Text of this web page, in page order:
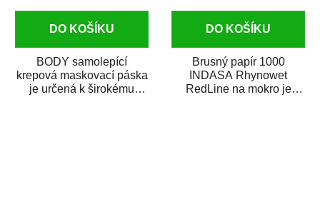
DO KOŠÍKU
BODY samolepící
krepová maskovací páska
je určená k širokému
DO KOŠÍKU
Brusný papír 1000
INDASA Rhynowet
RedLine na mokro je